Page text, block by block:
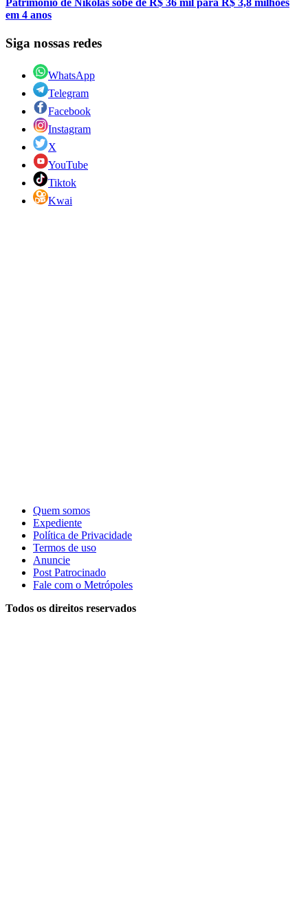
em 4 anos
Siga nossas redes
WhatsApp
Telegram
Facebook
Instagram
X
YouTube
Tiktok
Kwai
Quem somos
Expediente
Política de Privacidade
Termos de uso
Anuncie
Post Patrocinado
Fale com o Metrópoles
Todos os direitos reservados